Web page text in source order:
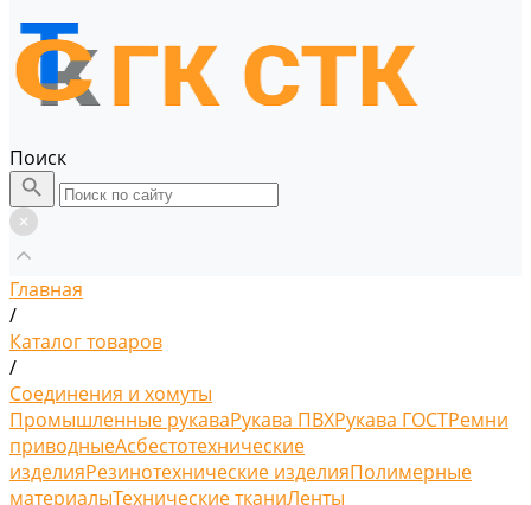
Поиск
Главная
/
Каталог товаров
/
Соединения и хомуты
Промышленные рукаваРукава ПВХРукава ГОСТРемни
приводныеАсбестотехнические
изделияРезинотехнические изделияПолимерные
материалыТехнические тканиЛенты